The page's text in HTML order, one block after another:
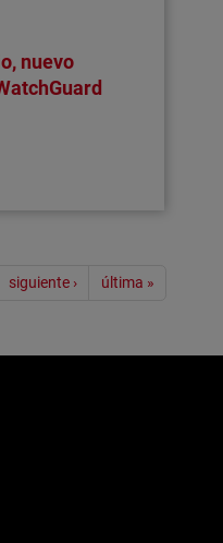
nuevo
siguiente › última »